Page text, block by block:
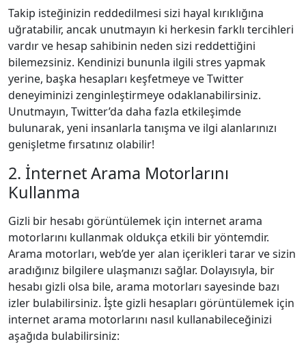
Takip isteğinizin reddedilmesi sizi hayal kırıklığına
uğratabilir, ancak unutmayın ki herkesin farklı tercihleri
vardır ve hesap sahibinin neden sizi reddettiğini
bilemezsiniz. Kendinizi bununla ilgili stres yapmak
yerine, başka hesapları keşfetmeye ve Twitter
deneyiminizi zenginleştirmeye odaklanabilirsiniz.
Unutmayın, Twitter’da daha fazla etkileşimde
bulunarak, yeni insanlarla tanışma ve ilgi alanlarınızı
genişletme fırsatınız olabilir!
2. İnternet Arama Motorlarını
Kullanma
Gizli bir hesabı görüntülemek için internet arama
motorlarını kullanmak oldukça etkili bir yöntemdir.
Arama motorları, web’de yer alan içerikleri tarar ve sizin
aradığınız bilgilere ulaşmanızı sağlar. Dolayısıyla, bir
hesabı gizli olsa bile, arama motorları sayesinde bazı
izler bulabilirsiniz. İşte gizli hesapları görüntülemek için
internet arama motorlarını nasıl kullanabileceğinizi
aşağıda bulabilirsiniz: